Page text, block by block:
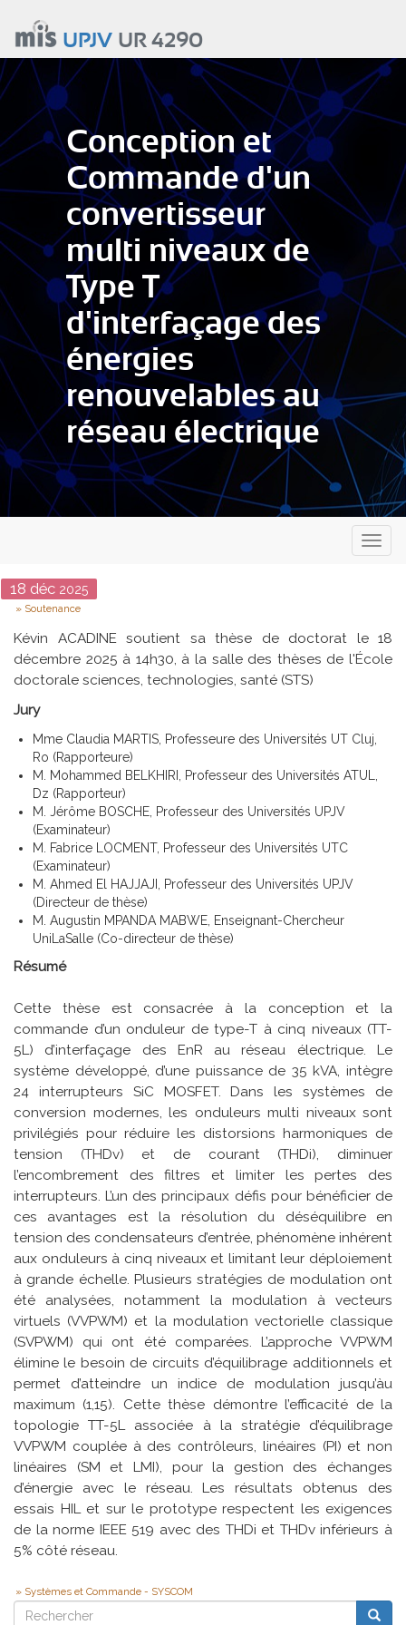
contenu
principal
UPJVUR 4290
Conception et
Commande d'un
convertisseur
multi niveaux de
Type T
d'interfaçage des
énergies
renouvelables au
réseau électrique
Date
18 déc 2025
Type
Soutenance
Kévin ACADINE soutient sa thèse de doctorat le 18
décembre 2025 à 14h30, à la salle des thèses de l'École
doctorale sciences, technologies, santé (STS)
Jury
Mme Claudia MARTIS, Professeure des Universités UT Cluj,
Ro (Rapporteure)
M. Mohammed BELKHIRI, Professeur des Universités ATUL,
Dz (Rapporteur)
M. Jérôme BOSCHE, Professeur des Universités UPJV
(Examinateur)
M. Fabrice LOCMENT, Professeur des Universités UTC
(Examinateur)
M. Ahmed El HAJJAJI, Professeur des Universités UPJV
(Directeur de thèse)
M. Augustin MPANDA MABWE, Enseignant-Chercheur
UniLaSalle (Co-directeur de thèse)
Résumé
Cette thèse est consacrée à la conception et la
commande d’un onduleur de type-T à cinq niveaux (TT-
5L) d’interfaçage des EnR au réseau électrique. Le
système développé, d’une puissance de 35 kVA, intègre
24 interrupteurs SiC MOSFET. Dans les systèmes de
conversion modernes, les onduleurs multi niveaux sont
privilégiés pour réduire les distorsions harmoniques de
tension (THDv) et de courant (THDi), diminuer
l’encombrement des filtres et limiter les pertes des
interrupteurs. L’un des principaux défis pour bénéficier de
ces avantages est la résolution du déséquilibre en
tension des condensateurs d’entrée, phénomène inhérent
aux onduleurs à cinq niveaux et limitant leur déploiement
à grande échelle. Plusieurs stratégies de modulation ont
été analysées, notamment la modulation à vecteurs
virtuels (VVPWM) et la modulation vectorielle classique
(SVPWM) qui ont été comparées. L’approche VVPWM
élimine le besoin de circuits d’équilibrage additionnels et
permet d’atteindre un indice de modulation jusqu’àu
maximum (1,15). Cette thèse démontre l’efficacité de la
topologie TT-5L associée à la stratégie d’équilibrage
VVPWM couplée à des contrôleurs, linéaires (PI) et non
linéaires (SM et LMI), pour la gestion des échanges
d’énergie avec le réseau. Les résultats obtenus des
essais HIL et sur le prototype respectent les exigences
de la norme IEEE 519 avec des THDi et THDv inférieurs à
5% côté réseau.
Systèmes et Commande - SYSCOM
Rechercher